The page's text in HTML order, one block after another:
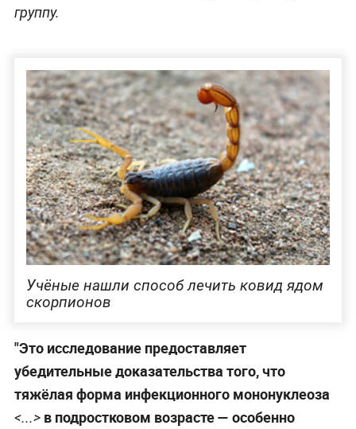
группу.
Учёные нашли способ лечить ковид ядом
скорпионов
"Это исследование предоставляет
убедительные доказательства того, что
тяжёлая форма инфекционного мононуклеоза
<...> в подростковом возрасте — особенно